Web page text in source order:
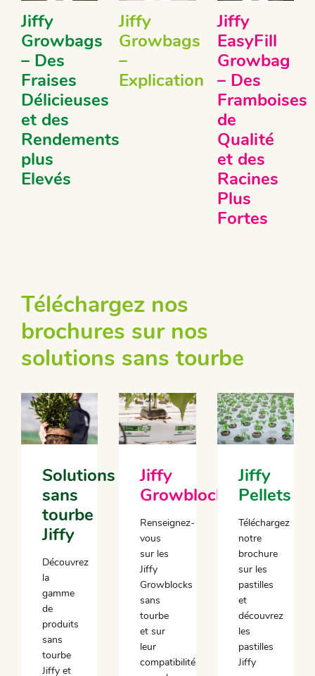
Jiffy
Growbags
– Des
Fraises
Délicieuses
et des
Rendements
plus
Elevés
Jiffy
Growbags
–
Explication
Jiffy
EasyFill
Growbag
– Des
Framboises
de
Qualité
et des
Racines
Plus
Fortes
Téléchargez nos
brochures sur nos
solutions sans tourbe
Solutions
sans
tourbe
Jiffy
Découvrez
la
gamme
de
produits
sans
tourbe
Jiffy et
Jiffy
Growblocks
Renseignez-
vous
sur les
Jiffy
Growblocks
sans
tourbe
et sur
leur
compatibilité
Jiffy
Pellets
Téléchargez
notre
brochure
sur les
pastilles
et
découvrez
les
pastilles
Jiffy